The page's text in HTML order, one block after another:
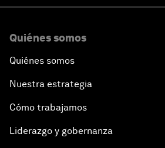
Quiénes somos
Quiénes somos
Nuestra estrategia
Cómo trabajamos
Liderazgo y gobernanza